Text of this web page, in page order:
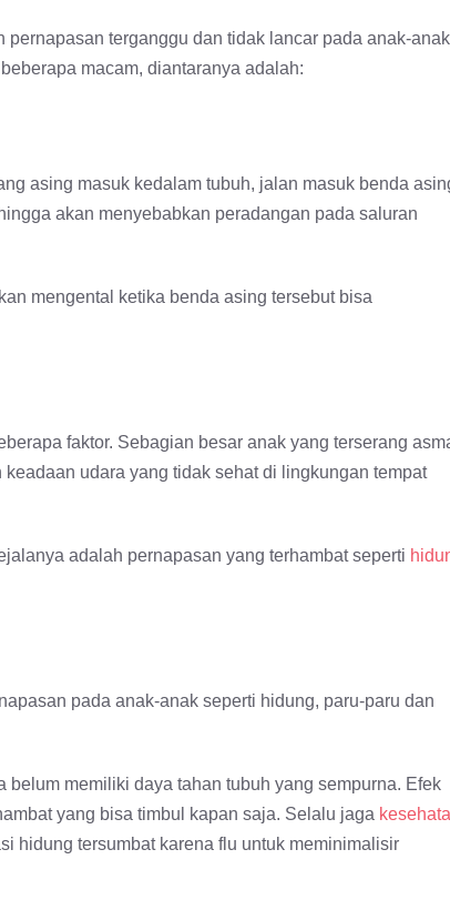
terganggu dan tidak lancar pada anak-
macam, diantaranya adalah:
asing masuk kedalam tubuh, jalan masuk benda
akan menyebabkan peradangan pada saluran
mengental ketika benda asing tersebut bisa
faktor. Sebagian besar anak yang terserang
udara yang tidak sehat di lingkungan tempat
adalah pernapasan yang terhambat seperti
pada anak-anak seperti hidung, paru-paru dan
memiliki daya tahan tubuh yang sempurna. Efek
yang bisa timbul kapan saja. Selalu jaga
hidung tersumbat karena flu untuk meminimalisir